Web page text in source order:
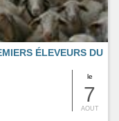
le
7
AOUT
ÉLEVEURS DU